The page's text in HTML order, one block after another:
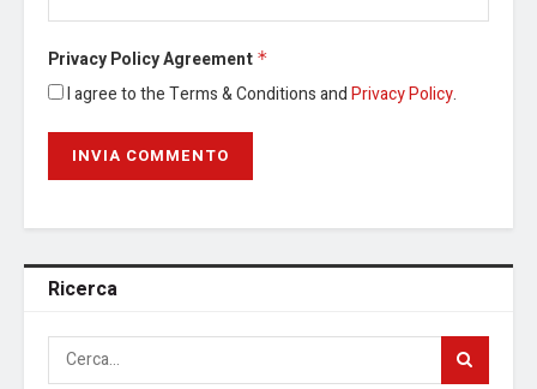
Privacy Policy Agreement *
I agree to the Terms & Conditions andPrivacy Policy.
Ricerca